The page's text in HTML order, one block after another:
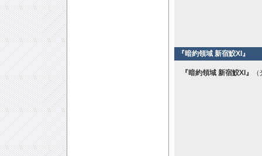
『暗約領域 新宿鮫XI』
『暗約領域 新宿鮫XI』